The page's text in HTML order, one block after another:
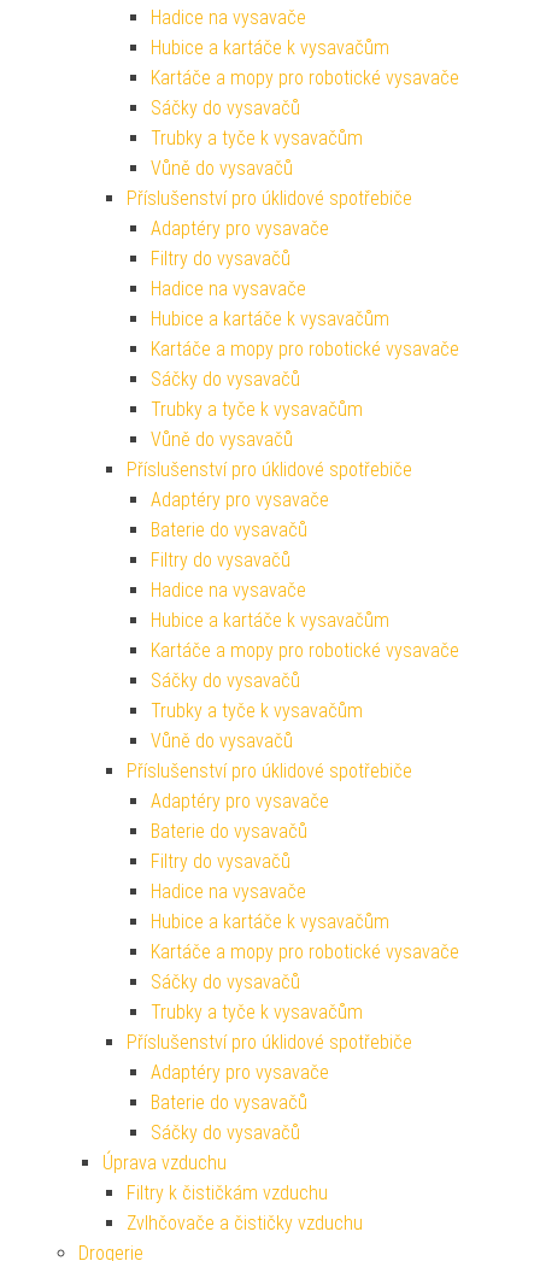
Hadice na vysavače
Hubice a kartáče k vysavačům
Kartáče a mopy pro robotické vysavače
Sáčky do vysavačů
Trubky a tyče k vysavačům
Vůně do vysavačů
Příslušenství pro úklidové spotřebiče
Adaptéry pro vysavače
Filtry do vysavačů
Hadice na vysavače
Hubice a kartáče k vysavačům
Kartáče a mopy pro robotické vysavače
Sáčky do vysavačů
Trubky a tyče k vysavačům
Vůně do vysavačů
Příslušenství pro úklidové spotřebiče
Adaptéry pro vysavače
Baterie do vysavačů
Filtry do vysavačů
Hadice na vysavače
Hubice a kartáče k vysavačům
Kartáče a mopy pro robotické vysavače
Sáčky do vysavačů
Trubky a tyče k vysavačům
Vůně do vysavačů
Příslušenství pro úklidové spotřebiče
Adaptéry pro vysavače
Baterie do vysavačů
Filtry do vysavačů
Hadice na vysavače
Hubice a kartáče k vysavačům
Kartáče a mopy pro robotické vysavače
Sáčky do vysavačů
Trubky a tyče k vysavačům
Příslušenství pro úklidové spotřebiče
Adaptéry pro vysavače
Baterie do vysavačů
Sáčky do vysavačů
Úprava vzduchu
Filtry k čističkám vzduchu
Zvlhčovače a čističky vzduchu
Drogerie